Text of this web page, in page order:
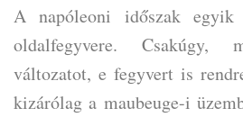
A napóleoni időszak egyik
oldalfegyvere.
változatot, e fegyvert is
kizárólag a maubeuge-i